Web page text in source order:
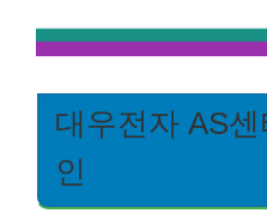
대우전자 AS
인